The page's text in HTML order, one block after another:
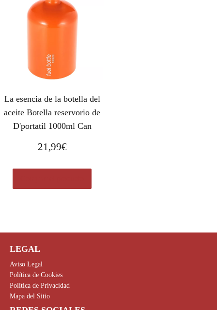
La esencia de la botella del
aceite Botella reservorio de
D'portatil 1000ml Can
21,99€
LEGAL
Aviso Legal
Política de Cookies
Política de Privacidad
Mapa del Sitio